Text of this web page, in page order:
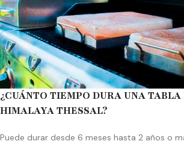
¿CUÁNTO TIEMPO DURA UNA TABLA
HIMALAYA THESSAL?
Puede durar desde 6 meses hasta 2 años o